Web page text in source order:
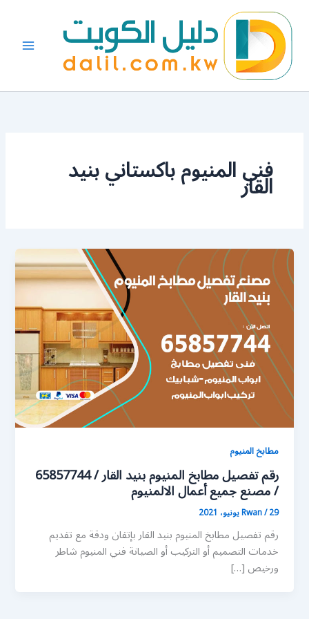
المحتوى
فني المنيوم باكستاني بنيد
القار
مطابخ المنيوم
رقم تفصيل مطابخ المنيوم بنيد القار / 65857744
/ مصنع جميع أعمال الالمنيوم
Rwan/29 يونيو، 2021
رقم تفصيل مطابخ المنيوم بنيد القار بإتقان ودقة مع تقديم
خدمات التصميم أو التركيب أو الصيانة فني المنيوم شاطر
ورخيص […]